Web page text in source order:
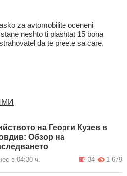
za avtomobilite oceneni
neshto ti plashtat 15 bona
da te pree.e sa care.
на Георги Кузев в
Обзор на
в 04:30 ч. 1 679
34